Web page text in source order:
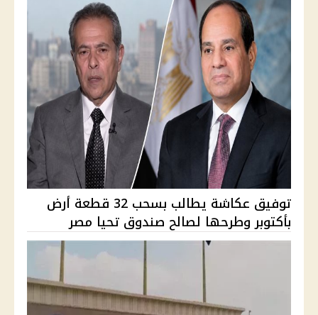
توفيق عكاشة يطالب بسحب 32 قطعة أرض
بأكتوبر وطرحها لصالح صندوق تحيا مصر